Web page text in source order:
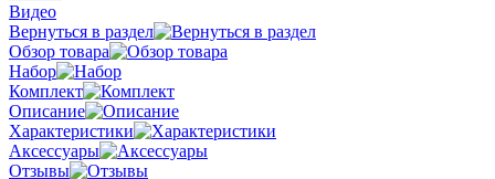
Видео
Вернуться в раздел
Обзор товара
Набор
Комплект
Описание
Характеристики
Аксессуары
Отзывы